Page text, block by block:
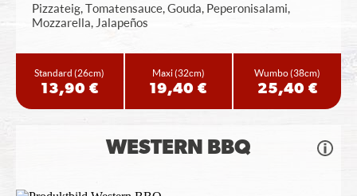
Pizzateig, Tomatensauce, Gouda, Peperonisalami,
Mozzarella, Jalapeños
Standard(26cm)
13,90 €
Maxi(32cm)
19,40 €
Wumbo(38cm)
25,40 €
WESTERN BBQ